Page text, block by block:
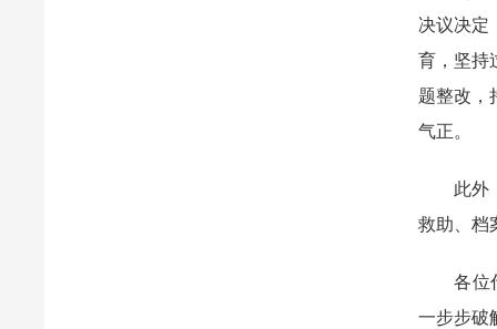
决议决定
育，坚持
题整改，
气正。
此外，
救助、档
各位代
一步步破